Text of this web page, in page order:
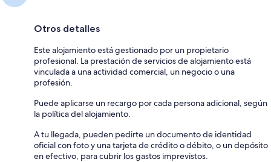
Otros detalles
Este alojamiento está gestionado por un propietario
profesional. La prestación de servicios de alojamiento está
vinculada a una actividad comercial, un negocio o una
profesión.
Puede aplicarse un recargo por cada persona adicional, según
la política del alojamiento.
A tu llegada, pueden pedirte un documento de identidad
oficial con foto y una tarjeta de crédito o débito, o un depósito
en efectivo, para cubrir los gastos imprevistos.